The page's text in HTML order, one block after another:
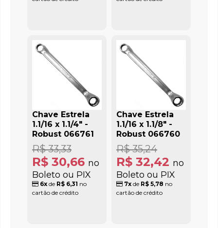
Chave Estrela
1.1/16 x 1.1/4" -
Robust 066761
R$ 30,66 no
Boleto ou PIX
R$ 33,33
6x de R$ 6,31 no
cartão de crédito
Chave Estrela
1.1/16 x 1.1/8" -
Robust 066760
R$ 32,42 no
Boleto ou PIX
R$ 35,24
7xde R$ 5,78 no
cartão de crédito